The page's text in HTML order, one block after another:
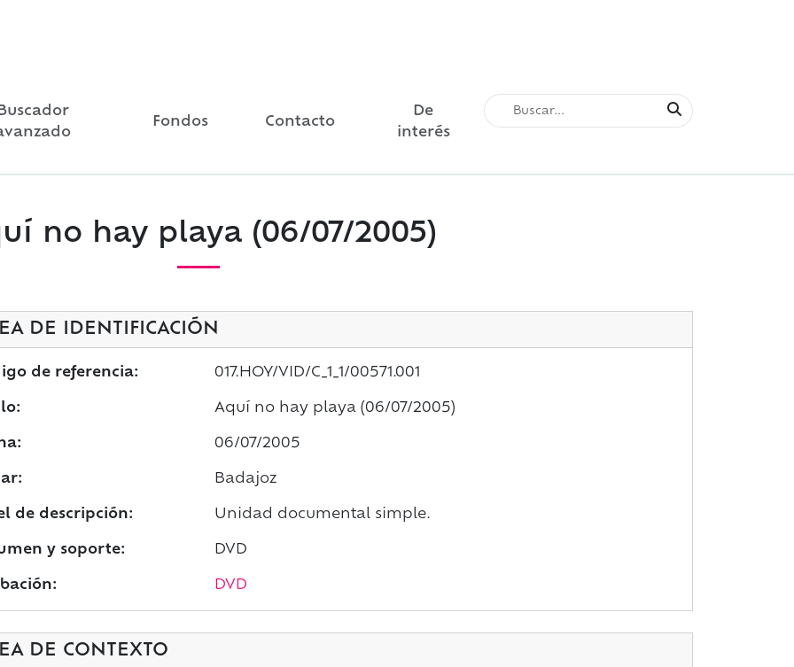
Fondos Contacto
De
interés
no hay playa (06/07/2005)
DE IDENTIFICACIÓN
de referencia: 017.HOY/VID/C_1_1/00571.001
Aquí no hay playa (06/07/2005)
06/07/2005
Badajoz
de descripción: Unidad documental simple.
y soporte: DVD
DVD
DE CONTEXTO